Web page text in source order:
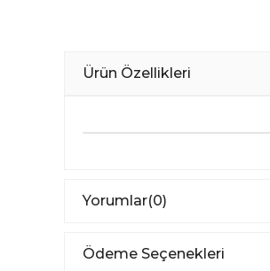
Ürün Özellikleri
Yorumlar(0)
Ödeme Seçenekleri